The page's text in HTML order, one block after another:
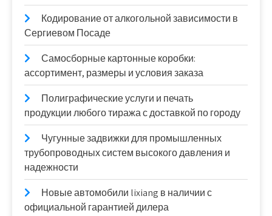
Кодирование от алкогольной зависимости в
Сергиевом Посаде
Самосборные картонные коробки:
ассортимент, размеры и условия заказа
Полиграфические услуги и печать
продукции любого тиража с доставкой по городу
Чугунные задвижки для промышленных
трубопроводных систем высокого давления и
надежности
Новые автомобили lixiang в наличии с
официальной гарантией дилера